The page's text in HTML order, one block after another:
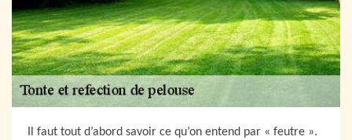
Il faut tout d’abord savoir ce qu’on entend par « feutre ».